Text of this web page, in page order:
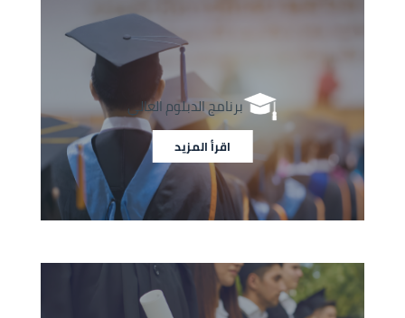
الصورةبرنامج الدبلوم العالي
اقرأ المزيد
الصورة